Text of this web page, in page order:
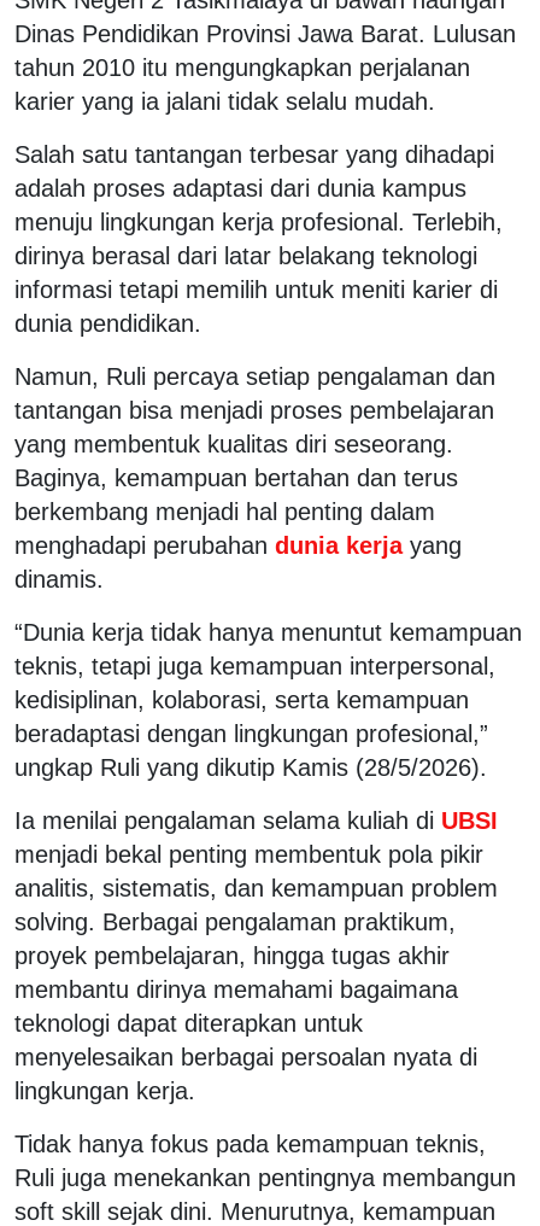
Dinas Pendidikan Provinsi Jawa Barat. Lulusan
tahun 2010 itu mengungkapkan perjalanan
karier yang ia jalani tidak selalu mudah.
Salah satu tantangan terbesar yang dihadapi
adalah proses adaptasi dari dunia kampus
menuju lingkungan kerja profesional. Terlebih,
dirinya berasal dari latar belakang teknologi
informasi tetapi memilih untuk meniti karier di
dunia pendidikan.
Namun, Ruli percaya setiap pengalaman dan
tantangan bisa menjadi proses pembelajaran
yang membentuk kualitas diri seseorang.
Baginya, kemampuan bertahan dan terus
berkembang menjadi hal penting dalam
menghadapi perubahan dunia kerja yang
dinamis.
“Dunia kerja tidak hanya menuntut kemampuan
teknis, tetapi juga kemampuan interpersonal,
kedisiplinan, kolaborasi, serta kemampuan
beradaptasi dengan lingkungan profesional,”
ungkap Ruli yang dikutip Kamis (28/5/2026).
Ia menilai pengalaman selama kuliah di UBSI
menjadi bekal penting membentuk pola pikir
analitis, sistematis, dan kemampuan problem
solving. Berbagai pengalaman praktikum,
proyek pembelajaran, hingga tugas akhir
membantu dirinya memahami bagaimana
teknologi dapat diterapkan untuk
menyelesaikan berbagai persoalan nyata di
lingkungan kerja.
Tidak hanya fokus pada kemampuan teknis,
Ruli juga menekankan pentingnya membangun
soft skill sejak dini. Menurutnya, kemampuan